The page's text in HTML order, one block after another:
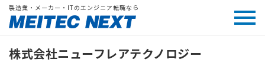
製造業・メーカー・ITのエンジニア転職なら
株式会社ニューフレアテクノロジー